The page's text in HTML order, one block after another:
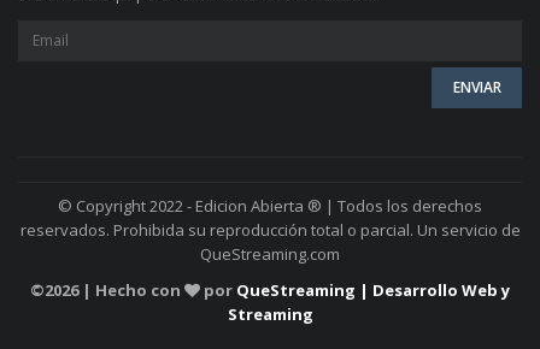
© Copyright 2022 - Edicion Abierta ® | Todos los derechos
reservados. Prohibida su reproducción total o parcial. Un servicio de
QueStreaming.com
©2026 | Hecho con por QueStreaming | Desarrollo Web y
Streaming